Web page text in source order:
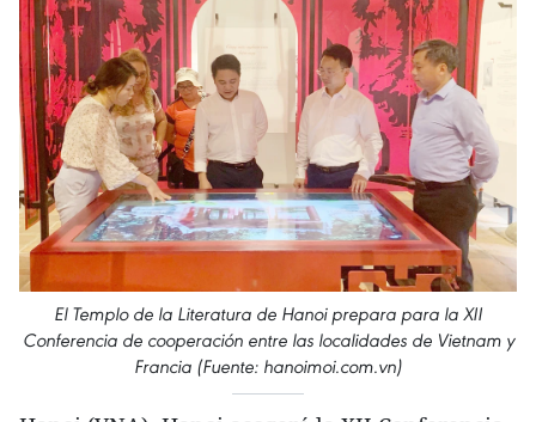
El Templo de la Literatura de Hanoi prepara para la XII
Conferencia de cooperación entre las localidades de Vietnam y
Francia (Fuente: hanoimoi.com.vn)